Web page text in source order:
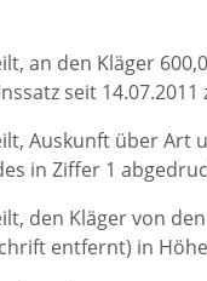
an den Kläger
seit 14.07.2011
Auskunft über Art
in Ziffer 1
den Kläger von
entfernt) in